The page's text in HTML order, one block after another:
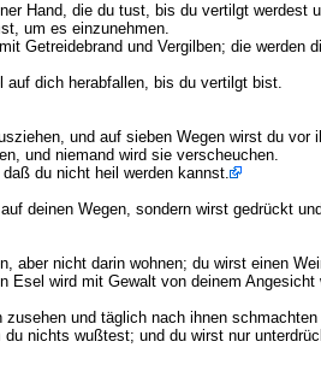
Hand, die du tust, bis du vertilgt
um es einzunehmen.
Getreidebrand und Vergilben; die werden
auf dich herabfallen, bis du vertilgt bist.
und auf sieben Wegen wirst du
und niemand wird sie verscheuchen.
du nicht heil werden kannst.
deinen Wegen, sondern wirst gedrückt
aber nicht darin wohnen; du wirst einen
wird mit Gewalt von deinem
und täglich nach ihnen
nichts wußtest; und du wirst nur